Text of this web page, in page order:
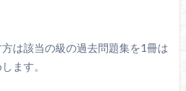
は該当の級の過去問題集を1冊は
ます。